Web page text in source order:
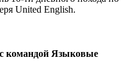
United English.
командой Языковые